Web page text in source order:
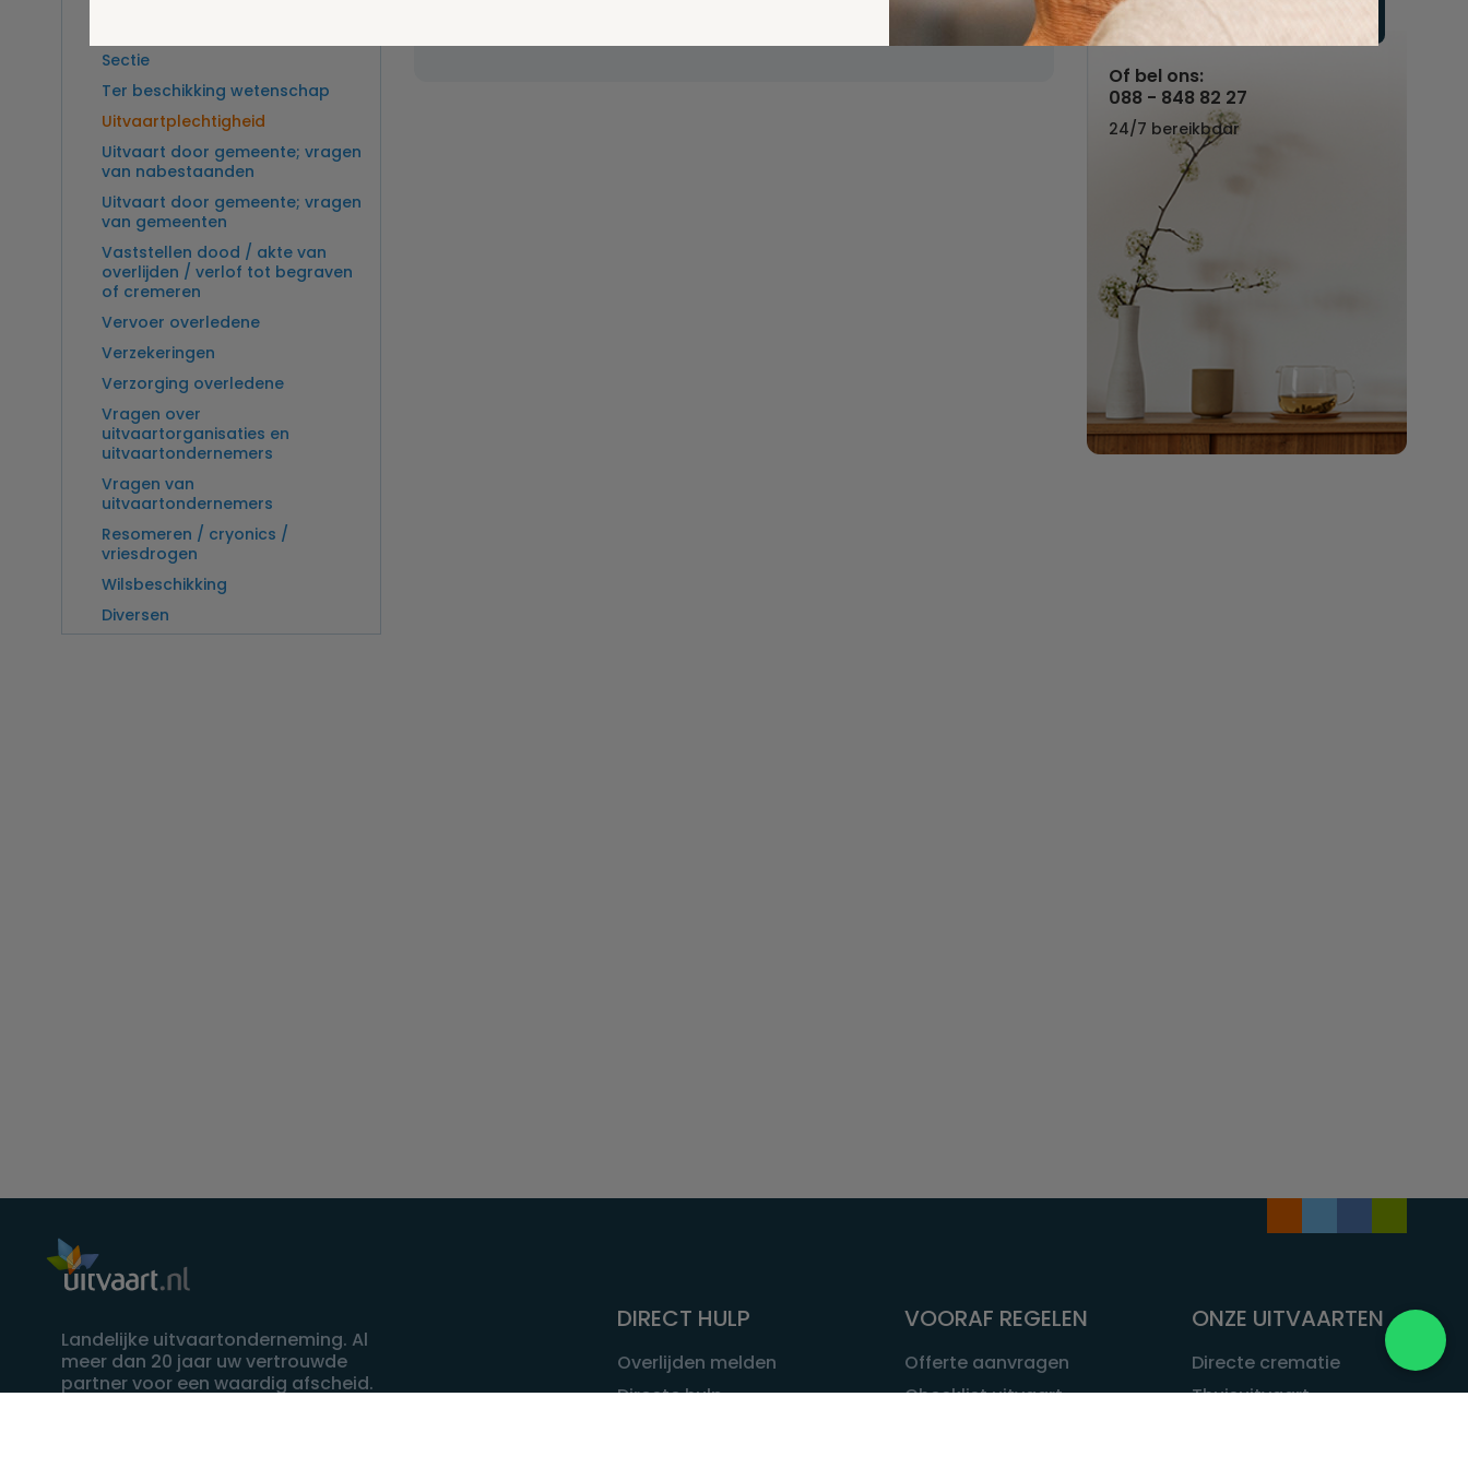
Sectie
Ter beschikking wetenschap
Uitvaartplechtigheid
Uitvaart door gemeente; vragen
van nabestaanden
Uitvaart door gemeente; vragen
van gemeenten
Vaststellen dood / akte van
overlijden / verlof tot begraven
of cremeren
Vervoer overledene
Verzekeringen
Verzorging overledene
Vragen over
uitvaartorganisaties en
uitvaartondernemers
Vragen van
uitvaartondernemers
Resomeren / cryonics /
vriesdrogen
Wilsbeschikking
Diversen
Verzenden Vul hier uw wensen in
Of bel ons:
088 - 848 82 27
24/7 bereikbaar
Landelijke uitvaartonderneming. Al
meer dan 20 jaar uw vertrouwde
partner voor een waardig afscheid.
DIRECT HULP
Overlijden melden
Directe hulp
VOORAF REGELEN
Offerte aanvragen
Checklist uitvaart
ONZE UITVAARTEN
Directe crematie
Thuisuitvaart